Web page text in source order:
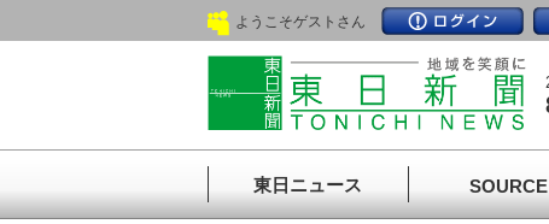
ようこそゲストさん
東日ニュース SOURCE